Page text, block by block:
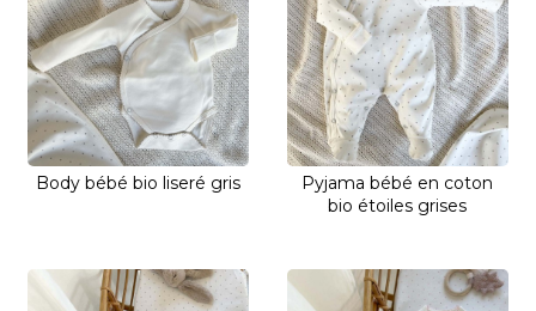
Body bébé bio liseré gris
Pyjama bébé en coton
bio étoiles grises